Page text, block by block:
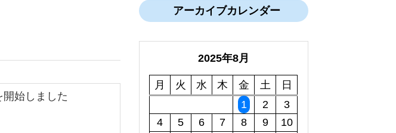
始しました
アーカイブカレンダー
2025年8月
月 火 水 木 金 土
日
1
2
3
4
5 6 7 8 9
10